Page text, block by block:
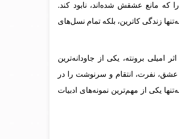
مانع عشقش شده‌اند، نابود کند.
زندگی کاترین، بلکه تمام نسل‌های
امیلی برونته، یکی از جاودانه‌ترین
نفرت، انتقام و سرنوشت را در
روایت می‌کند. این اثر، که در سال ۱۸۴۷ منتشر شد، نه‌تنها یکی از مهم‌ترین نمونه‌های ادبیات